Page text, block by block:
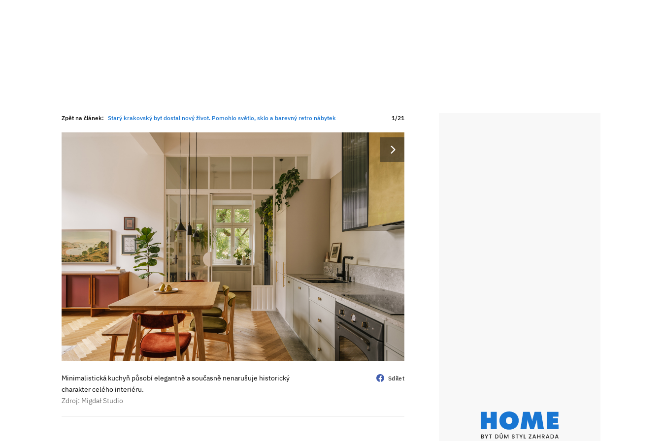
Zpět na článek: Starý krakovský byt dostal nový život. Pomohlo světlo, sklo a barevný retro nábytek 1/21
Minimalistická kuchyň působí elegantně a současně nenarušuje historický
charakter celého interiéru.
Zdroj: Migdał Studio
Sdílet